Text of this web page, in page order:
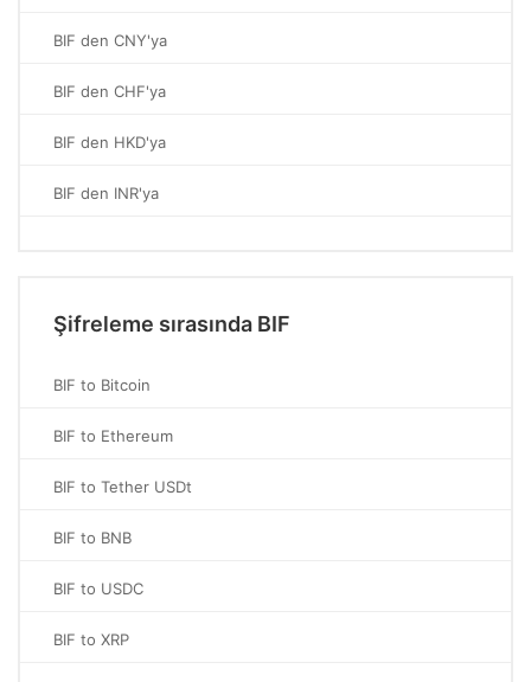
BIF den CNY'ya
BIF den CHF'ya
BIF den HKD'ya
BIF den INR'ya
Şifreleme sırasında BIF
BIF to Bitcoin
BIF to Ethereum
BIF to Tether USDt
BIF to BNB
BIF to USDC
BIF to XRP